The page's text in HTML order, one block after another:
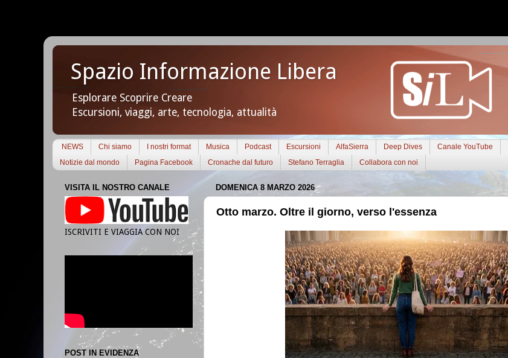
Spazio Informazione Libera
Esplorare Scoprire Creare
Escursioni, viaggi, arte, tecnologia, attualità
NEWS Chi siamo I nostri format Musica Podcast Escursioni AlfaSierra Deep Dives Canale YouTube
Notizie dal mondo
Pagina Facebook Cronache dal futuro Stefano Terraglia Collabora con noi
DOMENICA 8 MARZO 2026
Otto marzo. Oltre il giorno, verso l'essenza
VISITA IL NOSTRO CANALE
ISCRIVITI E VIAGGIA CON NOI
POST IN EVIDENZA